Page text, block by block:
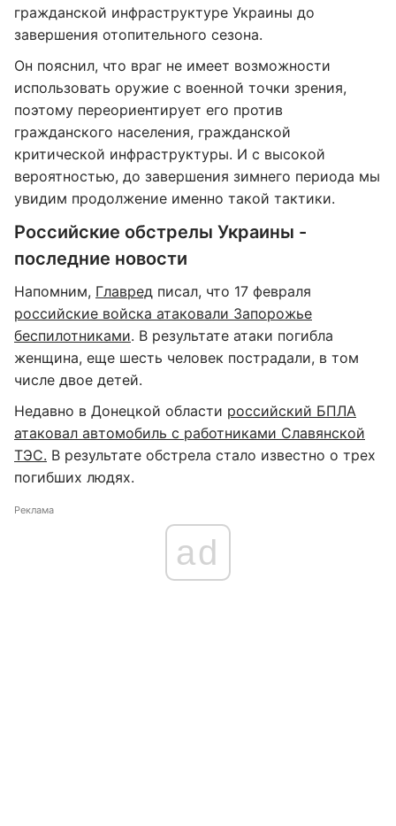
гражданской инфраструктуре Украины до
завершения отопительного сезона.
Он пояснил, что враг не имеет возможности
использовать оружие с военной точки зрения,
поэтому переориентирует его против
гражданского населения, гражданской
критической инфраструктуры. И с высокой
вероятностью, до завершения зимнего периода мы
увидим продолжение именно такой тактики.
Российские обстрелы Украины -
последние новости
Напомним, Главред писал, что 17 февраля
российские войска атаковали Запорожье
беспилотниками. В результате атаки погибла
женщина, еще шесть человек пострадали, в том
числе двое детей.
Недавно в Донецкой области российский БПЛА
атаковал автомобиль с работниками Славянской
ТЭС. В результате обстрела стало известно о трех
погибших людях.
Реклама
ad